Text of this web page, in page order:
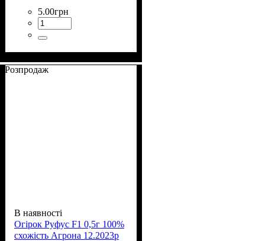
5.00грн
Розпродаж
В наявності
Огірок Руфус F1 0,5г 100%
схожість Агрона 12.2023р